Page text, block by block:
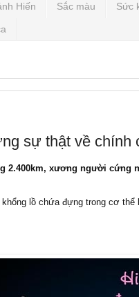
Hiến Sắc màu Sức
sự thật về chính
2.400km, xương người
lồ chứa đựng trong cơ thể